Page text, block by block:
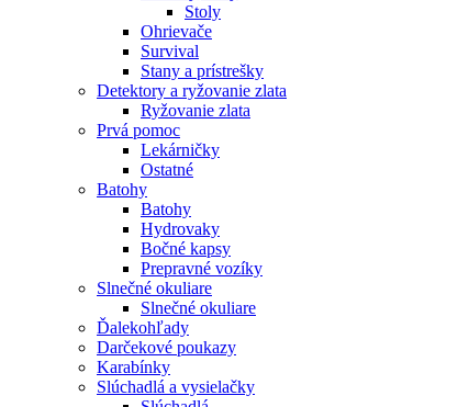
Stoly
Ohrievače
Survival
Stany a prístrešky
Detektory a ryžovanie zlata
Ryžovanie zlata
Prvá pomoc
Lekárničky
Ostatné
Batohy
Batohy
Hydrovaky
Bočné kapsy
Prepravné vozíky
Slnečné okuliare
Slnečné okuliare
Ďalekohľady
Darčekové poukazy
Karabínky
Slúchadlá a vysielačky